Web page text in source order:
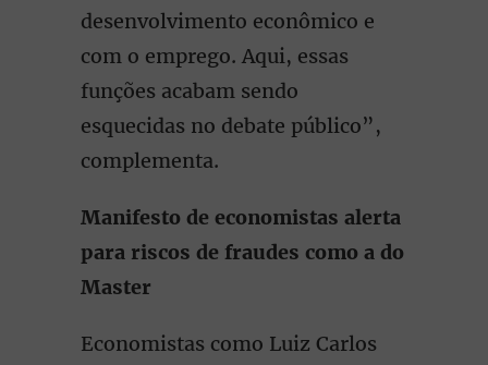
desenvolvimento econômico e
com o emprego. Aqui, essas
funções acabam sendo
esquecidas no debate público”,
complementa.
Manifesto de economistas alerta
para riscos de fraudes como a do
Master
Economistas como Luiz Carlos